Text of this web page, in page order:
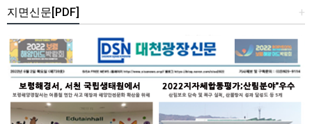
+
지면신문[PDF]